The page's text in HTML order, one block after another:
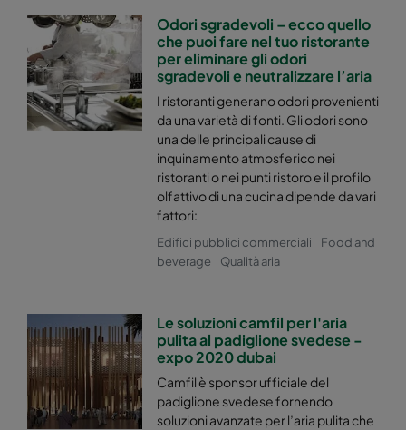
Odori sgradevoli – ecco quello
che puoi fare nel tuo ristorante
per eliminare gli odori
sgradevoli e neutralizzare l’aria
I ristoranti generano odori provenienti
da una varietà di fonti. Gli odori sono
una delle principali cause di
inquinamento atmosferico nei
ristoranti o nei punti ristoro e il profilo
olfattivo di una cucina dipende da vari
fattori:
Edifici pubblici commerciali
Food and
beverage
Qualità aria
Le soluzioni camfil per l'aria
pulita al padiglione svedese -
expo 2020 dubai
Camfil è sponsor ufficiale del
padiglione svedese fornendo
soluzioni avanzate per l’aria pulita che